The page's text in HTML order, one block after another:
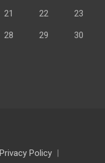
21 22 23
28 29 30
Privacy Policy